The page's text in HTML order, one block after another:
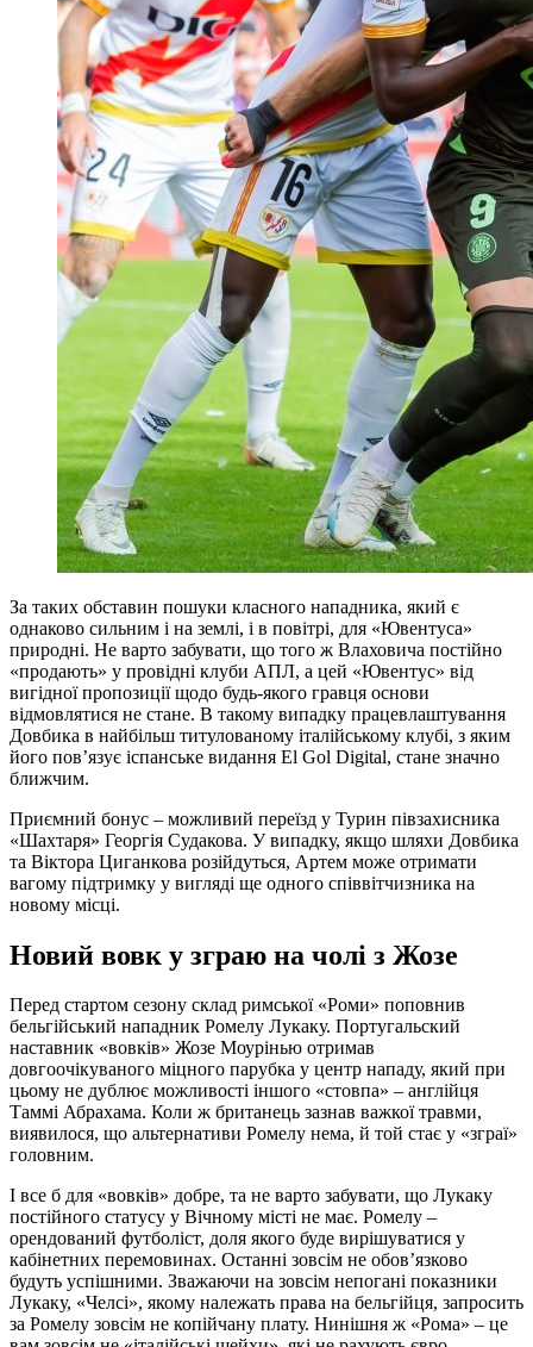
За таких обставин пошуки класного нападника, який є
однаково сильним і на землі, і в повітрі, для «Ювентуса»
природні. Не варто забувати, що того ж Влаховича постійно
«продають» у провідні клуби АПЛ, а цей «Ювентус» від
вигідної пропозиції щодо будь-якого гравця основи
відмовлятися не стане. В такому випадку працевлаштування
Довбика в найбільш титулованому італійському клубі, з яким
його пов’язує іспанське видання El Gol Digital, стане значно
ближчим.
Приємний бонус – можливий переїзд у Турин півзахисника
«Шахтаря» Георгія Судакова. У випадку, якщо шляхи Довбика
та Віктора Циганкова розійдуться, Артем може отримати
вагому підтримку у вигляді ще одного співвітчизника на
новому місці.
Новий вовк у зграю на чолі з Жозе
Перед стартом сезону склад римської «Роми» поповнив
бельгійський нападник Ромелу Лукаку. Португальский
наставник «вовків» Жозе Моурінью отримав
довгоочікуваного міцного парубка у центр нападу, який при
цьому не дублює можливості іншого «стовпа» – англійця
Таммі Абрахама. Коли ж британець зазнав важкої травми,
виявилося, що альтернативи Ромелу нема, й той стає у «зграї»
головним.
І все б для «вовків» добре, та не варто забувати, що Лукаку
постійного статусу у Вічному місті не має. Ромелу –
орендований футболіст, доля якого буде вирішуватися у
кабінетних перемовинах. Останні зовсім не обов’язково
будуть успішними. Зважаючи на зовсім непогані показники
Лукаку, «Челсі», якому належать права на бельгійця, запросить
за Ромелу зовсім не копійчану плату. Нинішня ж «Рома» – це